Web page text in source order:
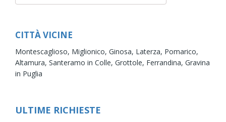
CITTÀ VICINE
Montescaglioso, Miglionico, Ginosa, Laterza, Pomarico,
Altamura, Santeramo in Colle, Grottole, Ferrandina, Gravina
in Puglia
ULTIME RICHIESTE